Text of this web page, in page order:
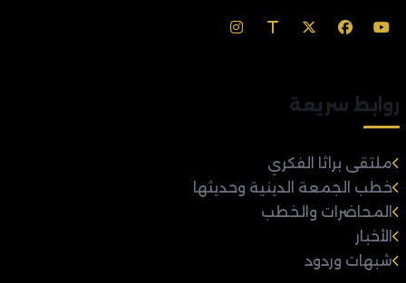
روابط سريعة
ملتقى براثا الفكري
خطب الجمعة الدينية وحديثها
المحاضرات والخطب
الأخبار
شبهات وردود